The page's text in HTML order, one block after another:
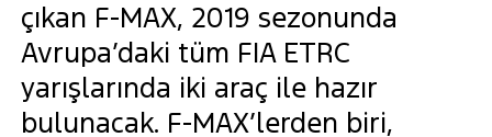
çıkan F-MAX, 2019 sezonunda
Avrupa’daki tüm FIA ETRC
yarışlarında iki araç ile hazır
bulunacak. F-MAX’lerden biri,